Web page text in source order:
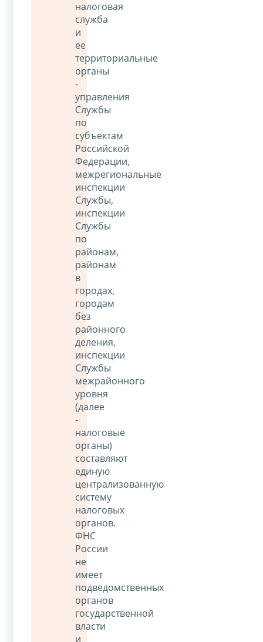
налоговая
служба
и
ее
территориальные
органы
-
управления
Службы
по
субъектам
Российской
Федерации,
межрегиональные
инспекции
Службы,
инспекции
Службы
по
районам,
районам
в
городах,
городам
без
районного
деления,
инспекции
Службы
межрайонного
уровня
(далее
-
налоговые
органы)
составляют
единую
централизованную
систему
налоговых
органов.
ФНС
России
не
имеет
подведомственных
органов
государственной
власти
и